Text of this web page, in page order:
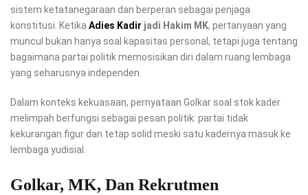
sistem ketatanegaraan dan berperan sebagai penjaga
konstitusi. Ketika Adies Kadir jadi Hakim MK, pertanyaan yang
muncul bukan hanya soal kapasitas personal, tetapi juga tentang
bagaimana partai politik memosisikan diri dalam ruang lembaga
yang seharusnya independen.
Dalam konteks kekuasaan, pernyataan Golkar soal stok kader
melimpah berfungsi sebagai pesan politik: partai tidak
kekurangan figur dan tetap solid meski satu kadernya masuk ke
lembaga yudisial.
Golkar, MK, Dan Rekrutmen